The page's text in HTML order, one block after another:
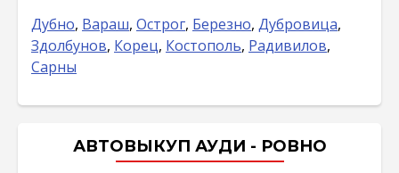
Дубно, Вараш, Острог, Березно, Дубровица,
Здолбунов, Корец, Костополь, Радивилов,
Сарны
АВТОВЫКУП АУДИ - РОВНО